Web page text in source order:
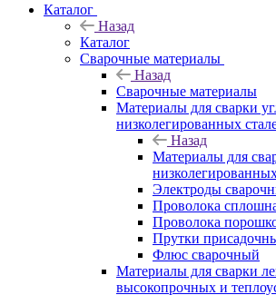
Каталог
Назад
Каталог
Сварочные материалы
Назад
Сварочные материалы
Материалы для сварки
низколегированных
Назад
Материалы для
Электроды
Проволока
Проволока
Прутки
Флюс сварочный
Материалы для сварки
высокопрочных и